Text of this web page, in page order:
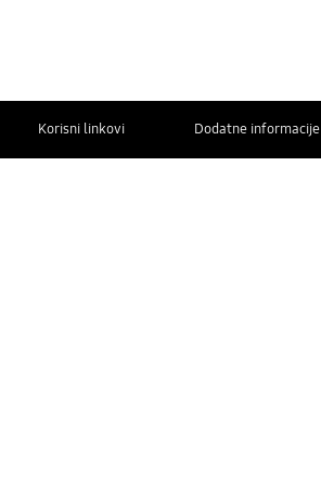
Korisni linkovi Dodatne informacije